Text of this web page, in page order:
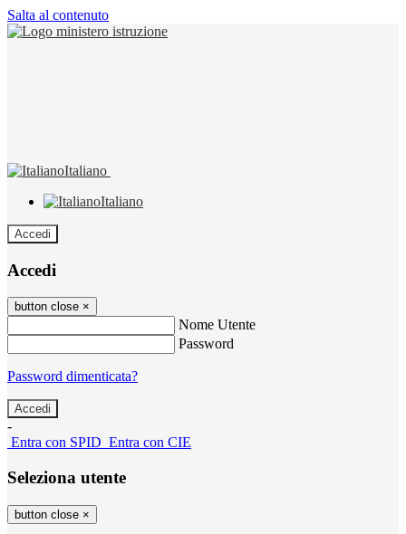
Salta al contenuto
Italiano
Italiano
Accedi
Accedi
button close ×
Nome Utente
Password
Password dimenticata?
-
Entra con SPID Entra con CIE
Seleziona utente
button close ×